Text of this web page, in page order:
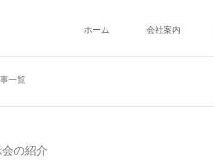
ホーム 会社案内
一覧
の紹介